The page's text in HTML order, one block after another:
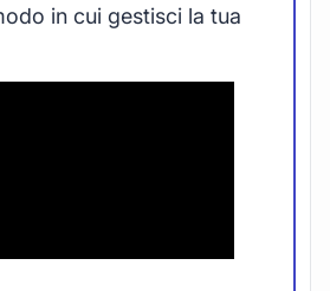
in cui gestisci la tua